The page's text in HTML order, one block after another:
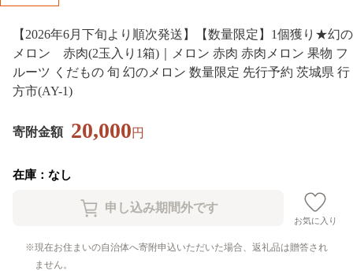
【2026年6月下旬より順次発送】【数量限定】1個獲り★幻の
メロン 赤肉(2玉入り1箱)｜メロン 赤肉 赤肉メロン 果物 フ
ルーツ くだもの 旬 幻のメロン 数量限定 先行予約 茨城県 行
方市(AY-1)
寄附金額 20,000円
在庫：なし
お気に入り
現在お住まいの自治体へ寄附申込いただいた場合、返礼品は贈答され
ません。